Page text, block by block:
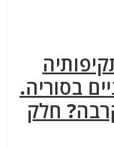
בסוריה.
חלק